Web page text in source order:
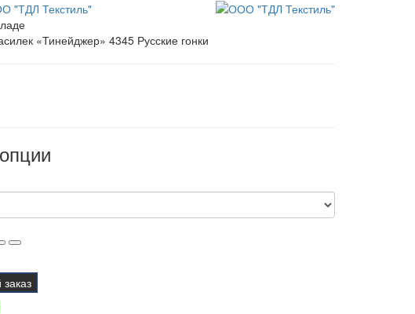
"ТДЛ Текстиль"
«Тинейджер» 4345 Русские гонки